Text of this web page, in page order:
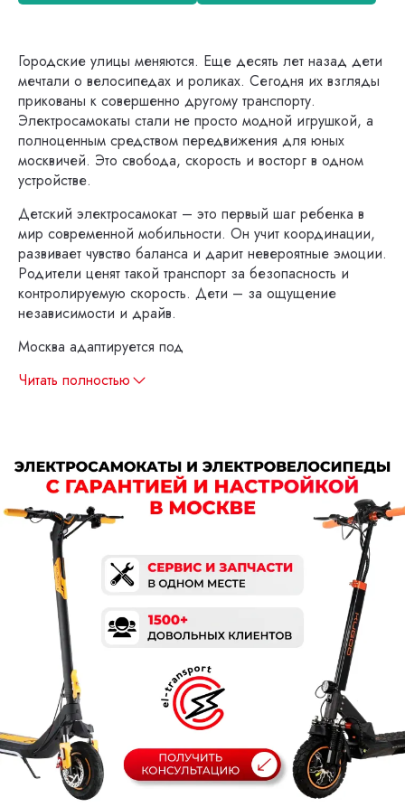
Городские улицы меняются. Еще десять лет назад дети
мечтали о велосипедах и роликах. Сегодня их взгляды
прикованы к совершенно другому транспорту.
Электросамокаты стали не просто модной игрушкой, а
полноценным средством передвижения для юных
москвичей. Это свобода, скорость и восторг в одном
устройстве.
Детский электросамокат – это первый шаг ребенка в
мир современной мобильности. Он учит координации,
развивает чувство баланса и дарит невероятные эмоции.
Родители ценят такой транспорт за безопасность и
контролируемую скорость. Дети – за ощущение
независимости и драйв.
Москва адаптируется под
Читать полностью